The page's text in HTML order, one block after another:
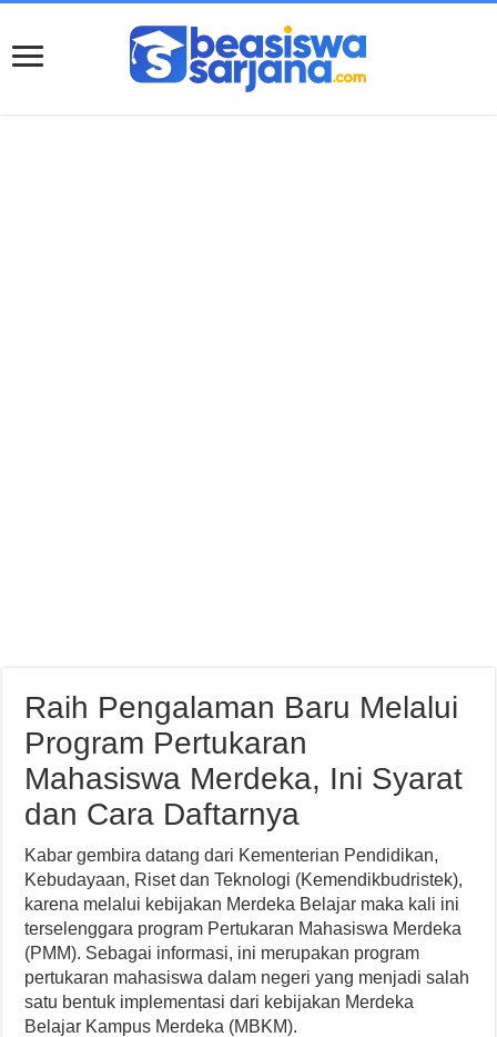
Raih Pengalaman Baru Melalui
Program Pertukaran
Mahasiswa Merdeka, Ini Syarat
dan Cara Daftarnya
Kabar gembira datang dari Kementerian Pendidikan,
Kebudayaan, Riset dan Teknologi (Kemendikbudristek),
karena melalui kebijakan Merdeka Belajar maka kali ini
terselenggara program Pertukaran Mahasiswa Merdeka
(PMM). Sebagai informasi, ini merupakan program
pertukaran mahasiswa dalam negeri yang menjadi salah
satu bentuk implementasi dari kebijakan Merdeka
Belajar Kampus Merdeka (MBKM).